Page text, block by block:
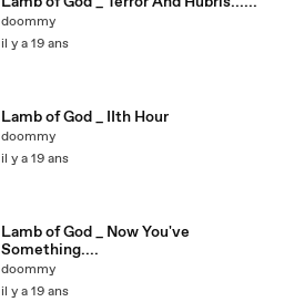
doommy
il y a 19 ans
Lamb of God _ IIth Hour
doommy
il y a 19 ans
Lamb of God _ Now You've
Something....
doommy
il y a 19 ans